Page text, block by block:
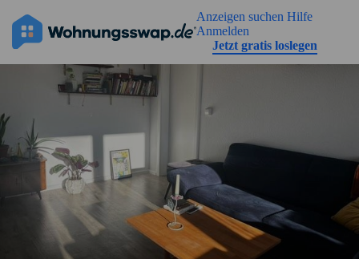
Anzeigen suchen Hilfe
Anmelden
Jetzt gratis loslegen